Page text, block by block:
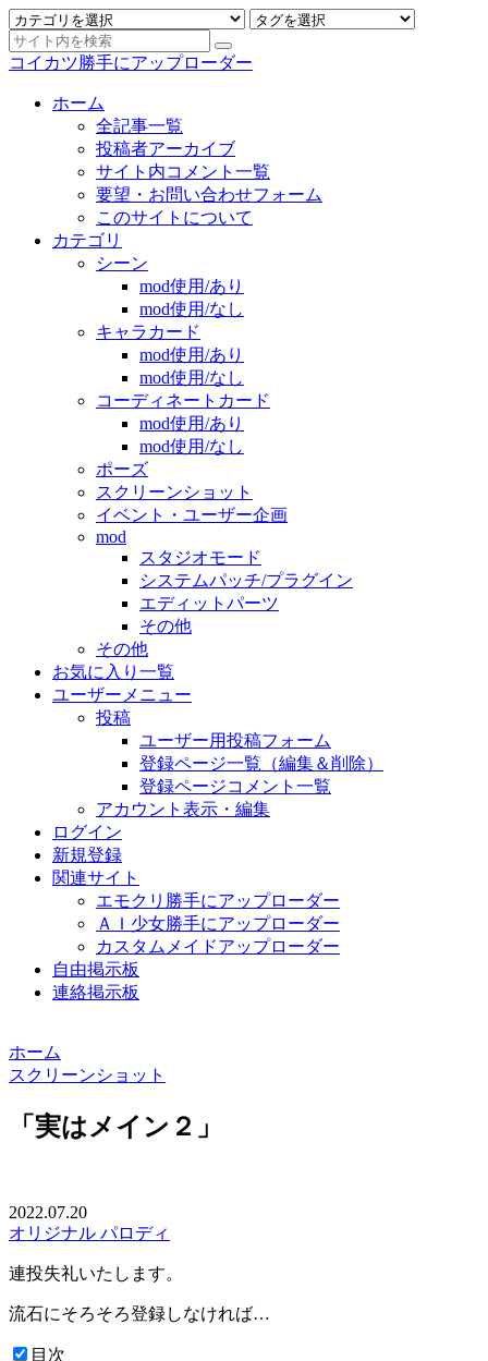
コイカツ勝手にアップローダー
ホーム
全記事一覧
投稿者アーカイブ
サイト内コメント一覧
要望・お問い合わせフォーム
このサイトについて
カテゴリ
シーン
mod使用/あり
mod使用/なし
キャラカード
mod使用/あり
mod使用/なし
コーディネートカード
mod使用/あり
mod使用/なし
ポーズ
スクリーンショット
イベント・ユーザー企画
mod
スタジオモード
システムパッチ/プラグイン
エディットパーツ
その他
その他
お気に入り一覧
ユーザーメニュー
投稿
ユーザー用投稿フォーム
登録ページ一覧（編集＆削除）
登録ページコメント一覧
アカウント表示・編集
ログイン
新規登録
関連サイト
エモクリ勝手にアップローダー
ＡＩ少女勝手にアップローダー
カスタムメイドアップローダー
自由掲示板
連絡掲示板
ホーム
スクリーンショット
「実はメイン２」
2022.07.20
オリジナル パロディ
連投失礼いたします。
流石にそろそろ登録しなければ…
目次